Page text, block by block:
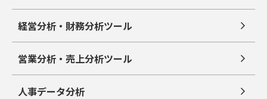
経営分析・財務分析ツール
営業分析・売上分析ツール
人事データ分析